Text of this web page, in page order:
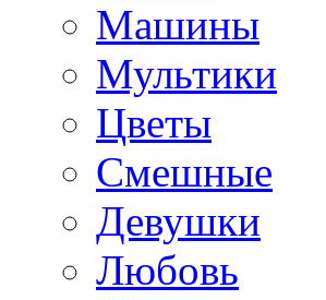
Машины
Мультики
Цветы
Смешные
Девушки
Любовь